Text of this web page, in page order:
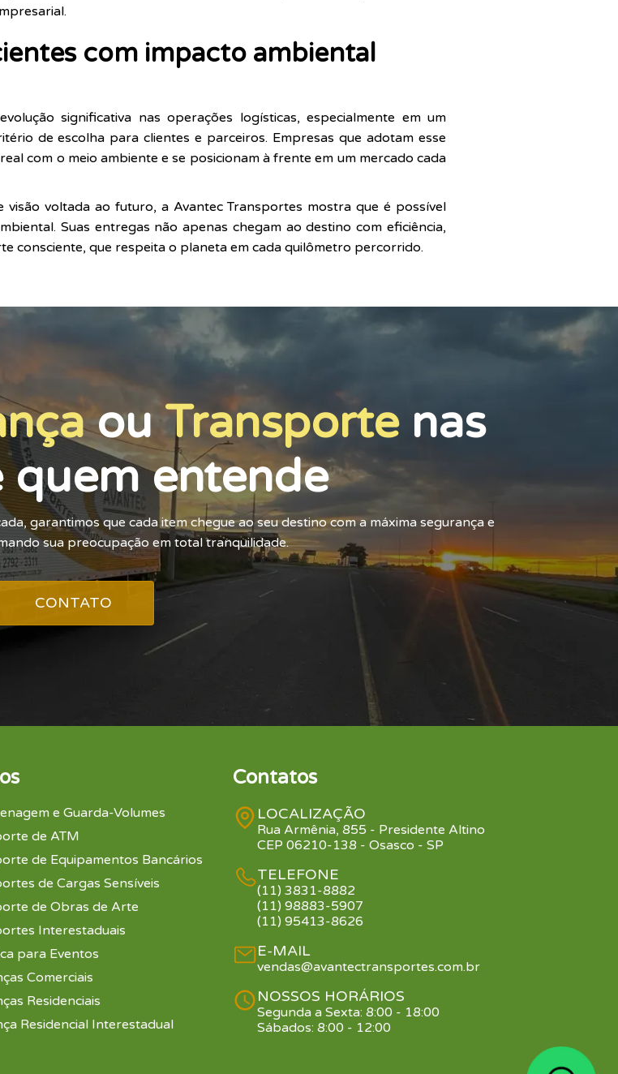
com impacto ambiental
significativa nas operações logísticas, especialmente em um
de escolha para clientes e parceiros. Empresas que adotam esse
com o meio ambiente e se posicionam à frente em um mercado cada
visão voltada ao futuro, a Avantec Transportes mostra que é possível
Suas entregas não apenas chegam ao destino com eficiência,
consciente, que respeita o planeta em cada quilômetro percorrido.
ouTransportenas
quem entende
garantimos que cada item chegue ao seu destino com a máxima segurança e
sua preocupação em total tranquilidade.
CONTATO
e Guarda-Volumes
de ATM
de Equipamentos Bancários
de Cargas Sensíveis
de Obras de Arte
Interestaduais
para Eventos
Comerciais
Residenciais
Residencial Interestadual
Contatos
LOCALIZAÇÃO
Rua Armênia, 855 - Presidente Altino
CEP 06210-138 - Osasco - SP
TELEFONE
(11) 3831-8882
(11) 98883-5907
(11) 95413-8626
E-MAIL
vendas@avantectransportes.com.br
NOSSOS HORÁRIOS
Segunda a Sexta: 8:00 - 18:00
Sábados: 8:00 - 12:00